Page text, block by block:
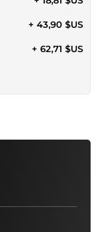
+ 43,90 $US
+ 62,71 $US